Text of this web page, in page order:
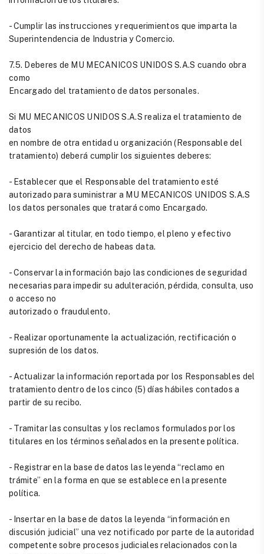
- Cumplir las instrucciones y requerimientos que imparta la
Superintendencia de Industria y Comercio.
7.5. Deberes de MU MECANICOS UNIDOS S.A.S cuando obra
como
Encargado del tratamiento de datos personales.
Si MU MECANICOS UNIDOS S.A.S realiza el tratamiento de
datos
en nombre de otra entidad u organización (Responsable del
tratamiento) deberá cumplir los siguientes deberes:
- Establecer que el Responsable del tratamiento esté
autorizado para suministrar a MU MECANICOS UNIDOS S.A.S
los datos personales que tratará como Encargado.
- Garantizar al titular, en todo tiempo, el pleno y efectivo
ejercicio del derecho de habeas data.
- Conservar la información bajo las condiciones de seguridad
necesarias para impedir su adulteración, pérdida, consulta, uso
o acceso no
autorizado o fraudulento.
- Realizar oportunamente la actualización, rectificación o
supresión de los datos.
- Actualizar la información reportada por los Responsables del
tratamiento dentro de los cinco (5) días hábiles contados a
partir de su recibo.
- Tramitar las consultas y los reclamos formulados por los
titulares en los términos señalados en la presente política.
- Registrar en la base de datos las leyenda “reclamo en
trámite” en la forma en que se establece en la presente
política.
- Insertar en la base de datos la leyenda “información en
discusión judicial” una vez notificado por parte de la autoridad
competente sobre procesos judiciales relacionados con la